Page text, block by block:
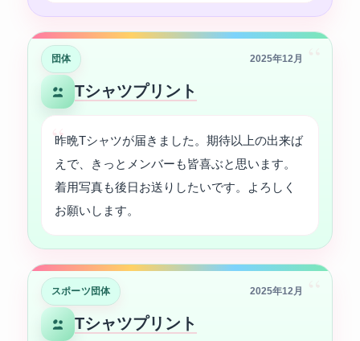
団体 2025年12月
Tシャツプリント
昨晩Tシャツが届きました。期待以上の出来ば
えで、きっとメンバーも皆喜ぶと思います。
着用写真も後日お送りしたいです。よろしく
お願いします。
スポーツ団体 2025年12月
Tシャツプリント